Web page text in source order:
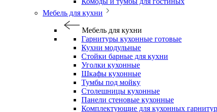
Мебель для кухни
Мебель для кухни
Гарнитуры кухонные готовые
Кухни модульные
Стойки барные для кухни
Уголки кухонные
Шкафы кухонные
Тумбы под мойку
Столешницы кухонные
Панели стеновые кухонные
Комплектующие для кухонных